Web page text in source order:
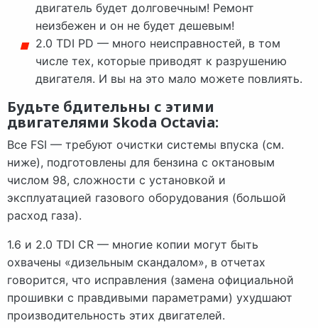
двигатель будет долговечным! Ремонт
неизбежен и он не будет дешевым!
2.0 TDI PD — много неисправностей, в том
числе тех, которые приводят к разрушению
двигателя. И вы на это мало можете повлиять.
Будьте бдительны с этими
двигателями Skoda Octavia:
Все FSI — требуют очистки системы впуска (см.
ниже), подготовлены для бензина с октановым
числом 98, сложности с установкой и
эксплуатацией газового оборудования (большой
расход газа).
1.6 и 2.0 TDI CR — многие копии могут быть
охвачены «дизельным скандалом», в отчетах
говорится, что исправления (замена официальной
прошивки с правдивыми параметрами) ухудшают
производительность этих двигателей.